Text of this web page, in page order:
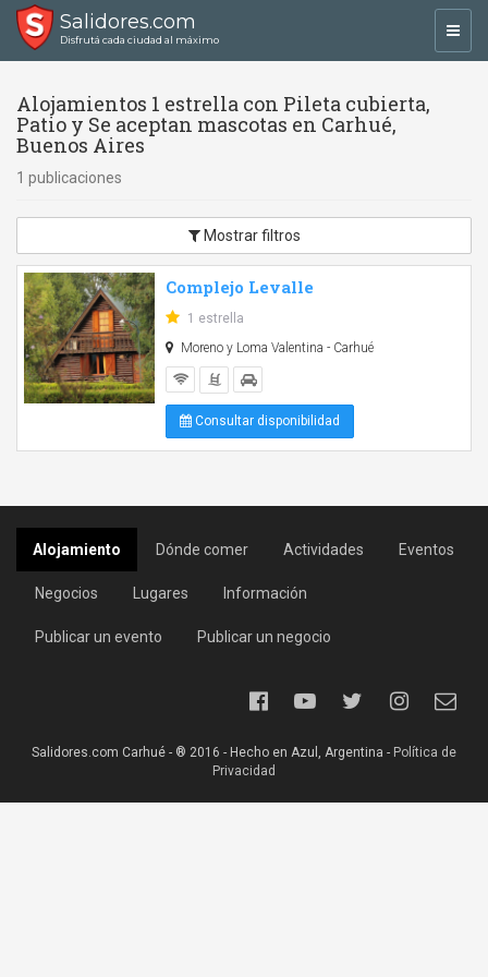
Salidores.com
Disfrutá cada ciudad al máximo
Alojamientos 1 estrella con Pileta cubierta,
Patio y Se aceptan mascotas en Carhué,
Buenos Aires
1 publicaciones
Mostrar filtros
Complejo Levalle
1 estrella
Moreno y Loma Valentina - Carhué
Consultar disponibilidad
Alojamiento Dónde comer Actividades Eventos
Negocios Lugares Información
Publicar un evento Publicar un negocio
Salidores.com Carhué - ® 2016 - Hecho en Azul, Argentina - Política de
Privacidad